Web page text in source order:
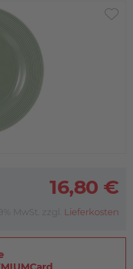
16,80 €
MwSt. zzgl. Lieferkosten